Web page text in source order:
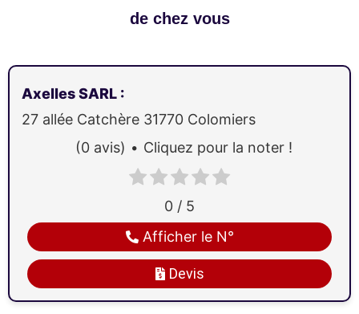
de chez vous
Axelles SARL :
27 allée Catchère 31770 Colomiers
Devis
Afficher le N°
0 / 5
(0 avis) Cliquez pour la noter !